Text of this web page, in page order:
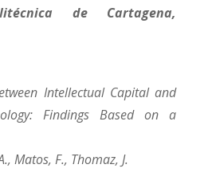
de Cartagena,
Intellectual Capital and
Findings Based on a
Matos, F., Thomaz, J.